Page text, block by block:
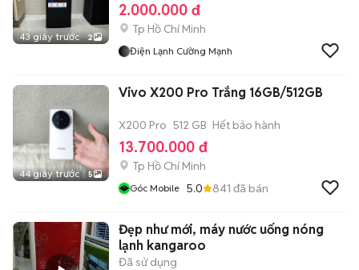
43 giây trước 2
2.000.000 đ
Tp Hồ Chí Minh
Điện Lạnh Cường Mạnh
44 giây trước 5
Vivo X200 Pro Trắng 16GB/512GB
X200 Pro 512 GB Hết bảo hành
13.700.000 đ
Tp Hồ Chí Minh
Góc Mobile 5.0 841 đã bán
Đẹp như mới, máy nước uống nóng
lạnh kangaroo
Đã sử dụng